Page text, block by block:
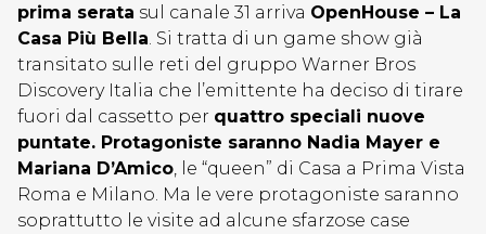
prima serata sul canale 31 arriva OpenHouse – La
Casa Più Bella. Si tratta di un game show già
transitato sulle reti del gruppo Warner Bros
Discovery Italia che l’emittente ha deciso di tirare
fuori dal cassetto per quattro speciali nuove
puntate. Protagoniste saranno Nadia Mayer e
Mariana D’Amico, le “queen” di Casa a Prima Vista
Roma e Milano. Ma le vere protagoniste saranno
soprattutto le visite ad alcune sfarzose case